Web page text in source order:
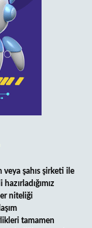
şahıs şirketi ile
niteliği
tamamen